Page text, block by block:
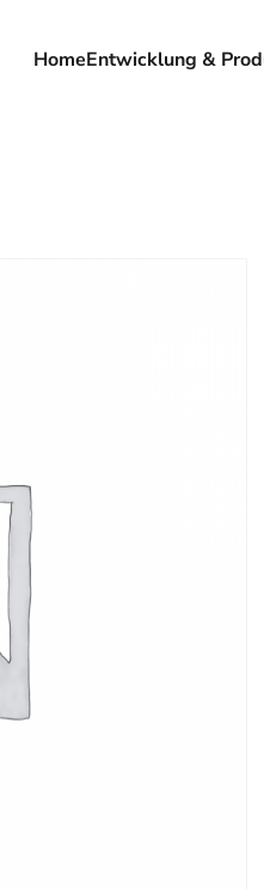
HomeEntwicklung &